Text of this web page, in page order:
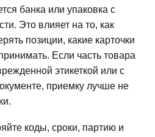
банка или упаковка с
Это влияет на то, как
позиции, какие карточки
Если часть товара
этикеткой или с
приемку лучше не
коды, сроки, партию и